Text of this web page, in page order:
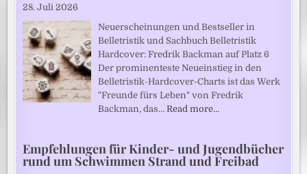
28. Juli 2026
Neuerscheinungen und Bestseller in
Belletristik und Sachbuch Belletristik
Hardcover: Fredrik Backman auf Platz 6
Der prominenteste Neueinstieg in den
Belletristik-Hardcover-Charts ist das Werk
"Freunde fürs Leben" von Fredrik
Backman, das…Read more…
Empfehlungen für Kinder- und Jugendbücher
rund um Schwimmen Strand und Freibad